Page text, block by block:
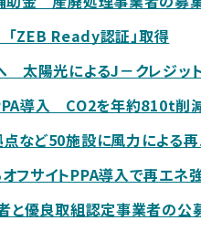
ZEB Ready認証」取得
太陽光によるJ－クレジッ
導入 CO2を年約810t削
など50施設に風力による
フサイトPPA導入で再エネ
者と優良取組認定事業者の公